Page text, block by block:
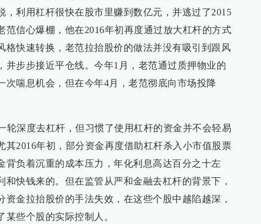
，利用杠杆很快在股市里赚到数亿元，并逃过了2015
范信心爆棚，他在2016年初再度通过放大杠杆的方式
格快速转换，老范拉抬股价的做法并没有吸引到跟风
并步步接近平仓线。今年1月，老范通过质押物业的
次喘息机会，但在今年4月，老范彻底向市场投降
轮深度去杠杆，但习惯了使用杠杆的资金并不会轻易
其2016年初，部分资金再度借助杠杆杀入小市值股票
背负着沉重的成本压力，年化利息高达百分之十左
和快钱来的。但在监管从严和金融去杠杆的背景下，
资金拉抬股价的手法失效，在这些个股中越陷越深，
些个股的实际控制人。